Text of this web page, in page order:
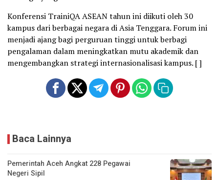
Konferensi TrainiQA ASEAN tahun ini diikuti oleh 30
kampus dari berbagai negara di Asia Tenggara. Forum ini
menjadi ajang bagi perguruan tinggi untuk berbagi
pengalaman dalam meningkatkan mutu akademik dan
mengembangkan strategi internasionalisasi kampus. [ ]
Baca Lainnya
Pemerintah Aceh Angkat 228 Pegawai
Negeri Sipil